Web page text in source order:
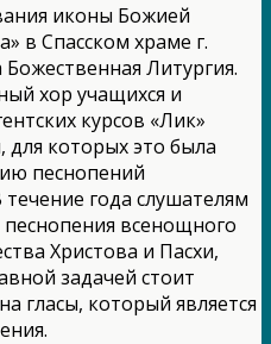
иконы Божией
в Спасском храме г.
Литургия.
хор учащихся и
курсов «Лик»
для которых это была
песнопений
года слушателям
всенощного
Христова и Пасхи,
задачей стоит
гласы, который является